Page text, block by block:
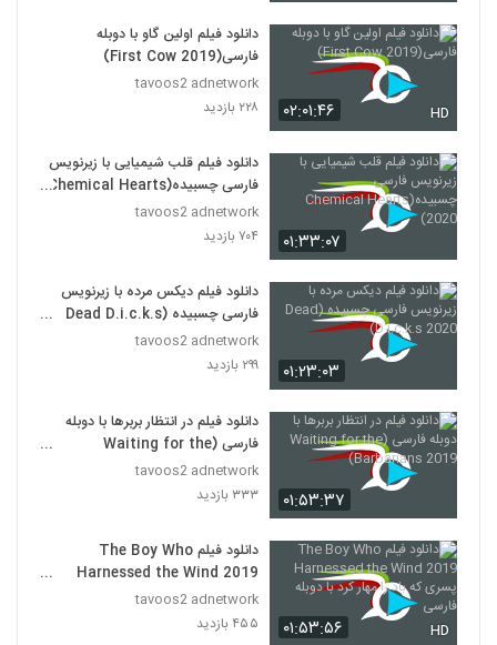
۰۲:۰۱:۴۶ HD
دانلود فیلم اولین گاو با دوبله
فارسی(First Cow 2019)
tavoos2 adnetwork
۲۲۸ بازدید
۰۱:۳۳:۰۷
دانلود فیلم قلب شیمیایی با زیرنویس
فارسی چسبیده(Chemical Hearts
2020)
tavoos2 adnetwork
۷۰۴ بازدید
۰۱:۲۳:۰۳
دانلود فیلم دیکس مرده با زیرنویس
فارسی چسبیده (Dead D.i.c.k.s
2020)
tavoos2 adnetwork
۲۹۹ بازدید
۰۱:۵۳:۳۷
دانلود فیلم در انتظار بربرها با دوبله
فارسی (Waiting for the
Barbarians 2019)
tavoos2 adnetwork
۳۳۳ بازدید
۰۱:۵۳:۵۶ HD
دانلود فیلم The Boy Who
Harnessed the Wind 2019
پسری که باد را مهار کرد با دوبله فارسی
tavoos2 adnetwork
۴۵۵ بازدید